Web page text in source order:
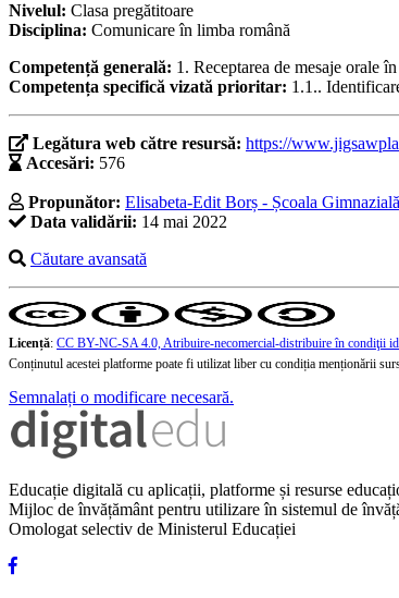
Nivelul: Clasa pregătitoare
Disciplina: Comunicare în limba română
Competență generală: 1. Receptarea de mesaje orale
Competența specifică vizată prioritar: 1.1..
Legătura web către resursă: https://
Accesări: 576
Propunător: Elisabeta-Edit Borș - Școala
Data validării: 14 mai 2022
Căutare avansată
Licență: CC BY-NC-SA 4.0, Atribuire-necomercial-distribuire în condiţii
Conținutul acestei platforme poate fi utilizat liber cu condiția menționării
Semnalați o modificare necesară.
Educație digitală cu aplicații, platforme și resurse
Mijloc de învățământ pentru utilizare în sistemul de
Omologat selectiv de Ministerul Educației